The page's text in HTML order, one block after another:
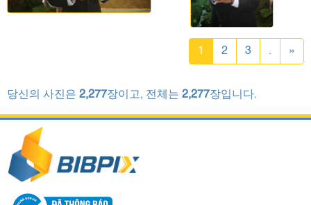
1 2 3 . »
당신의 사진은 2,277장이고, 전체는 2,277장입니다.